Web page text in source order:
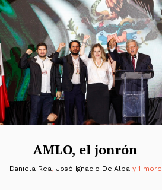
AMLO, el jonrón
Daniela Rea, José Ignacio De Alba y 1 more